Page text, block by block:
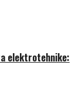
elektrotehnike: